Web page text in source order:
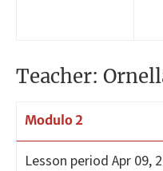
Teacher:
Modulo 2
Lesson period Apr 09,